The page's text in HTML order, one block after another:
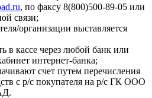
, по факсу 8(800)500-89-05 или
связи;
организации выставляется
в кассе через любой банк или
интернет-банка;
счет путем перечисления
с р/с покупателя на р/с ГК ООО